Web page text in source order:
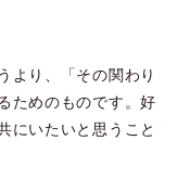
より、「その関わり
ためのものです。好
にいたいと思うこと